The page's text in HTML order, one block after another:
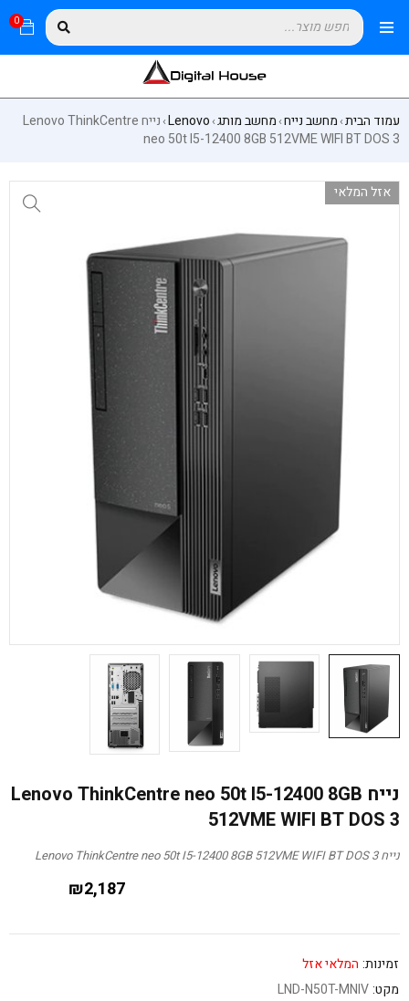
0
עמוד הבית›מחשב נייח›מחשב מותג›
Lenovo
›
נייח Lenovo ThinkCentre
neo 50t I5-12400 8GB 512VME WIFI BT DOS 3
אזל המלאי
נייח Lenovo ThinkCentre neo 50t I5-12400 8GB
512VME WIFI BT DOS 3
נייח Lenovo ThinkCentre neo 50t I5-12400 8GB 512VME WIFI BT DOS 3
₪2,187
זמינות: המלאי אזל
מקט:LND-N50T-MNIV